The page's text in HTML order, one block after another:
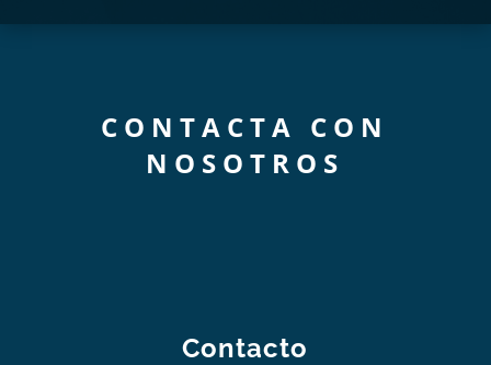
CONTACTA CON
NOSOTROS
Contacto